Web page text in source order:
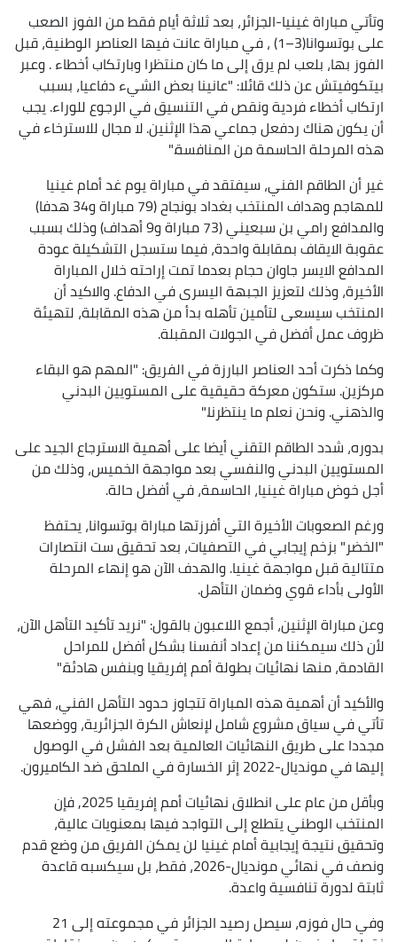
وتأتي مباراة غينيا-الجزائر، بعد ثلاثة أيام فقط من الفوز الصعب
على بوتسوانا(3–1) ، في مباراة عانت فيها العناصر الوطنية، قبل
الفوز بها، بلعب لم يرق إلى ما كان منتظرا وبارتكاب أخطاء . وعبر
بيتكوفيتش عن ذلك قائلا: "عانينا بعض الشيء دفاعيا، بسبب
ارتكاب أخطاء فردية ونقص في التنسيق في الرجوع للوراء. يجب
أن يكون هناك ردفعل جماعي هذا الإثنين. لا مجال للاسترخاء في
هذه المرحلة الحاسمة من المنافسة."
غير أن الطاقم الفني، سيفتقد في مباراة يوم غد أمام غينيا
للمهاجم وهداف المنتخب بغداد بونجاح (79 مباراة و34 هدفا)
والمدافع رامي بن سبعيني (73 مباراة و9 أهداف) وذلك بسبب
عقوبة الايقاف بمقابلة واحدة، فيما ستسجل التشكيلة عودة
المدافع الايسر جاوان حجام بعدما تمت إراحته خلال المباراة
الأخيرة، وذلك لتعزيز الجبهة اليسرى في الدفاع. والاكيد أن
المنتخب سيسعى لتأمين تأهله بدأ من هذه المقابلة، لتهيئة
ظروف عمل أفضل في الجولات المقبلة.
وكما ذكرت أحد العناصر البارزة في الفريق: "المهم هو البقاء
مركزين. ستكون معركة حقيقية على المستويين البدني
والذهني. ونحن نعلم ما ينتظرنا."
بدوره، شدد الطاقم التقني أيضا على أهمية الاسترجاع الجيد على
المستويين البدني والنفسي بعد مواجهة الخميس، وذلك من
أجل خوض مباراة غينيا، الحاسمة، في أفضل حالة.
ورغم الصعوبات الأخيرة التي أفرزتها مباراة بوتسوانا، يحتفظ
"الخضر" بزخم إيجابي في التصفيات، بعد تحقيق ست انتصارات
متتالية قبل مواجهة غينيا. والهدف الآن هو إنهاء المرحلة
الأولى بأداء قوي وضمان التأهل.
وعن مباراة الإثنين، أجمع اللاعبون بالقول: "نريد تأكيد التأهل الآن،
لأن ذلك سيمكننا من إعداد أنفسنا بشكل أفضل للمراحل
القادمة، منها نهائيات بطولة أمم إفريقيا وبنفس هادئة."
والأكيد أن أهمية هذه المباراة تتجاوز حدود التأهل الفني، فهي
تأتي في سياق مشروع شامل لإنعاش الكرة الجزائرية، ووضعها
مجددا على طريق النهائيات العالمية بعد الفشل في الوصول
إليها في مونديال-2022 إثر الخسارة في الملحق ضد الكاميرون.
وبأقل من عام على انطلاق نهائيات أمم إفريقيا 2025, فإن
المنتخب الوطني يتطلع إلى التواجد فيها بمعنويات عالية،
وتحقيق نتيجة إيجابية أمام غينيا لن يمكن الفريق من وضع قدم
ونصف في نهائي مونديال-2026، فقط، بل سيكسبه قاعدة
ثابتة لدورة تنافسية واعدة.
وفي حال فوزه، سيصل رصيد الجزائر في مجموعته إلى 21